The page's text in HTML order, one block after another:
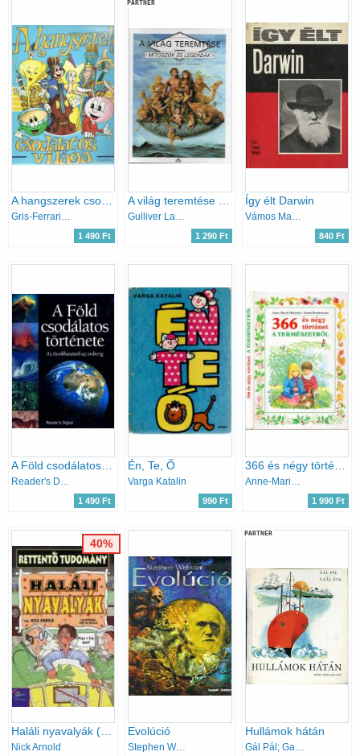
1 490 Ft
PARTNER
1 290 Ft
Így élt Darwin
840 Ft
A Föld csodálatos története - Az ősrobbanástól az emberig
Reader's Digest (szerk.)
1 490 Ft
Én, Te, Ő
Varga Katalin
990 Ft
366 és négy történet a természetről
Anne-Marie Dalmais-Annie Bonhomme
1 990 Ft
Nick Arnold
40%
Evolúció
Stephen Webster
PARTNER
Hullámok hátán
Gál Pál; Gaál Éva